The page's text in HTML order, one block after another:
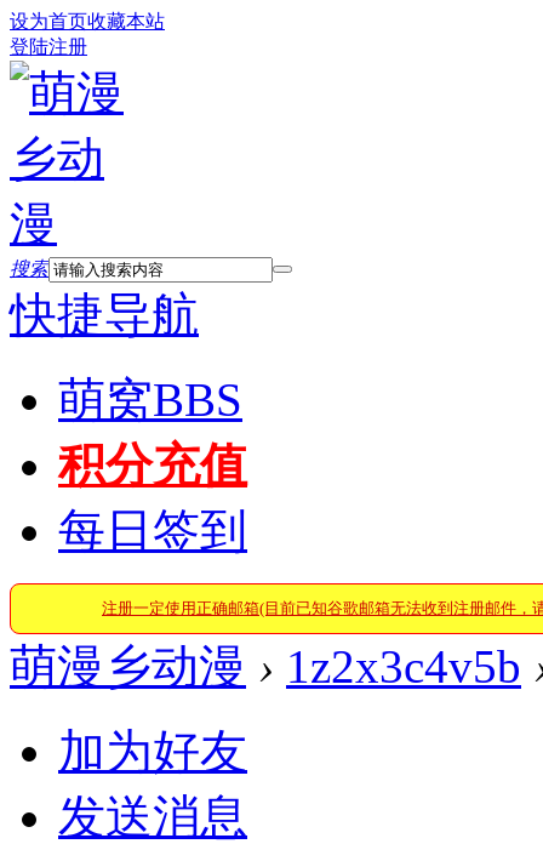
设为首页收藏本站
登陆注册
搜索
快捷导航
萌窝BBS
积分充值
每日签到
注册一定使用正确邮箱(目前已知谷歌邮箱无法收到注册邮件，
萌漫乡动漫 › 1z2x3c4v5b
加为好友
发送消息